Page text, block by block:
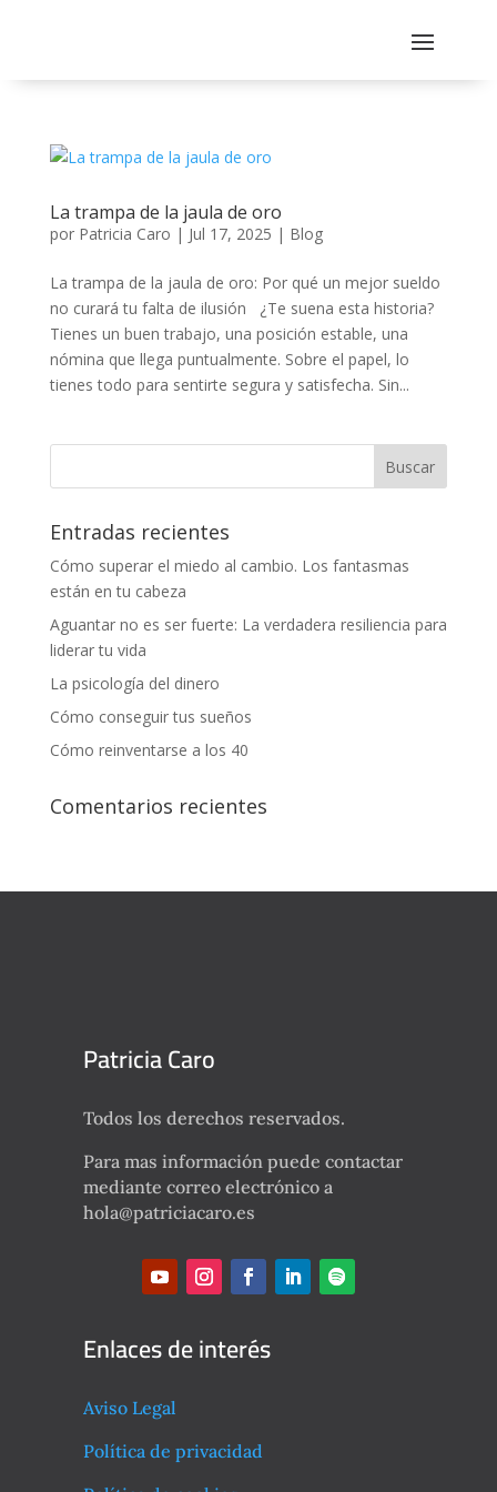
La trampa de la jaula de oro
por Patricia Caro | Jul 17, 2025 | Blog
La trampa de la jaula de oro: Por qué un mejor sueldo
no curará tu falta de ilusión ¿Te suena esta historia?
Tienes un buen trabajo, una posición estable, una
nómina que llega puntualmente. Sobre el papel, lo
tienes todo para sentirte segura y satisfecha. Sin...
Entradas recientes
Cómo superar el miedo al cambio. Los fantasmas
están en tu cabeza
Aguantar no es ser fuerte: La verdadera resiliencia para
liderar tu vida
La psicología del dinero
Cómo conseguir tus sueños
Cómo reinventarse a los 40
Comentarios recientes
Patricia Caro
Todos los derechos reservados.
Para mas información puede contactar
mediante correo electrónico a
hola@patriciacaro.es
Enlaces de interés
Aviso Legal
Política de privacidad